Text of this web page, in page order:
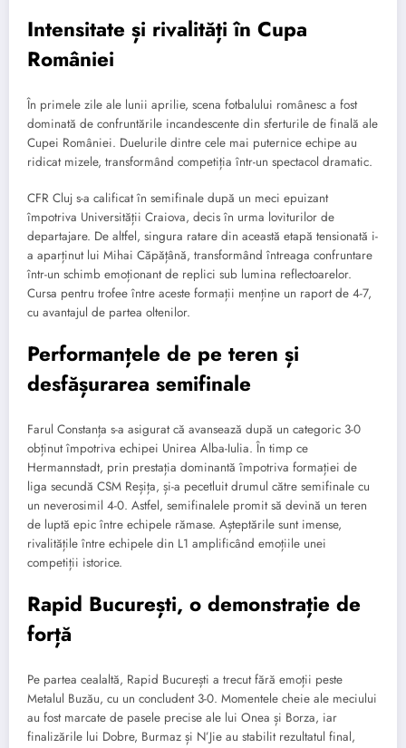
Intensitate și rivalități în Cupa
României
În primele zile ale lunii aprilie, scena fotbalului românesc a fost
dominată de confruntările incandescente din sferturile de finală ale
Cupei României. Duelurile dintre cele mai puternice echipe au
ridicat mizele, transformând competiția într-un spectacol dramatic.
CFR Cluj s-a calificat în semifinale după un meci epuizant
împotriva Universității Craiova, decis în urma loviturilor de
departajare. De altfel, singura ratare din această etapă tensionată i-
a aparținut lui Mihai Căpățână, transformând întreaga confruntare
într-un schimb emoționant de replici sub lumina reflectoarelor.
Cursa pentru trofee între aceste formații menține un raport de 4-7,
cu avantajul de partea oltenilor.
Performanțele de pe teren și
desfășurarea semifinale
Farul Constanța s-a asigurat că avansează după un categoric 3-0
obținut împotriva echipei Unirea Alba-Iulia. În timp ce
Hermannstadt, prin prestația dominantă împotriva formației de
liga secundă CSM Reșița, și-a pecetluit drumul către semifinale cu
un neverosimil 4-0. Astfel, semifinalele promit să devină un teren
de luptă epic între echipele rămase. Așteptările sunt imense,
rivalitățile între echipele din L1 amplificând emoțiile unei
competiții istorice.
Rapid București, o demonstrație de
forță
Pe partea cealaltă, Rapid București a trecut fără emoții peste
Metalul Buzău, cu un concludent 3-0. Momentele cheie ale meciului
au fost marcate de pasele precise ale lui Onea și Borza, iar
finalizările lui Dobre, Burmaz și N’Jie au stabilit rezultatul final,